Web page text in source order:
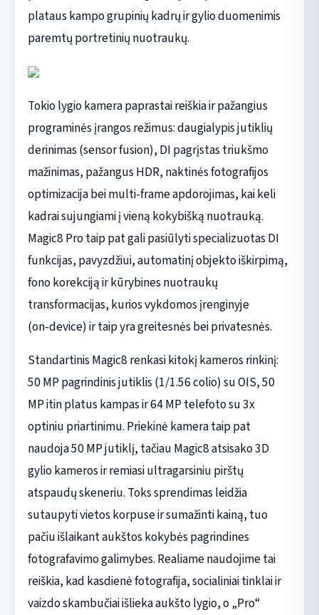
plataus kampo grupinių kadrų ir gylio duomenimis
paremtų portretinių nuotraukų.
Tokio lygio kamera paprastai reiškia ir pažangius
programinės įrangos režimus: daugialypis jutiklių
derinimas (sensor fusion), DI pagrįstas triukšmo
mažinimas, pažangus HDR, naktinės fotografijos
optimizacija bei multi-frame apdorojimas, kai keli
kadrai sujungiami į vieną kokybišką nuotrauką.
Magic8 Pro taip pat gali pasiūlyti specializuotas DI
funkcijas, pavyzdžiui, automatinį objekto iškirpimą,
fono korekciją ir kūrybines nuotraukų
transformacijas, kurios vykdomos įrenginyje
(on‑device) ir taip yra greitesnės bei privatesnės.
Standartinis Magic8 renkasi kitokį kameros rinkinį:
50 MP pagrindinis jutiklis (1/1.56 colio) su OIS, 50
MP itin platus kampas ir 64 MP telefoto su 3x
optiniu priartinimu. Priekinė kamera taip pat
naudoja 50 MP jutiklį, tačiau Magic8 atsisako 3D
gylio kameros ir remiasi ultragarsiniu pirštų
atspaudų skeneriu. Toks sprendimas leidžia
sutaupyti vietos korpuse ir sumažinti kainą, tuo
pačiu išlaikant aukštos kokybės pagrindines
fotografavimo galimybes. Realiame naudojime tai
reiškia, kad kasdienė fotografija, socialiniai tinklai ir
vaizdo skambučiai išlieka aukšto lygio, o „Pro“